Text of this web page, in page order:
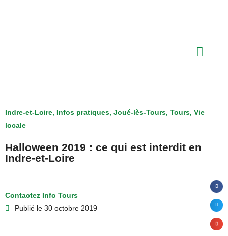
Indre-et-Loire, Infos pratiques, Joué-lès-Tours, Tours, Vie
locale
Halloween 2019 : ce qui est interdit en
Indre-et-Loire
Contactez Info Tours
Publié le 30 octobre 2019